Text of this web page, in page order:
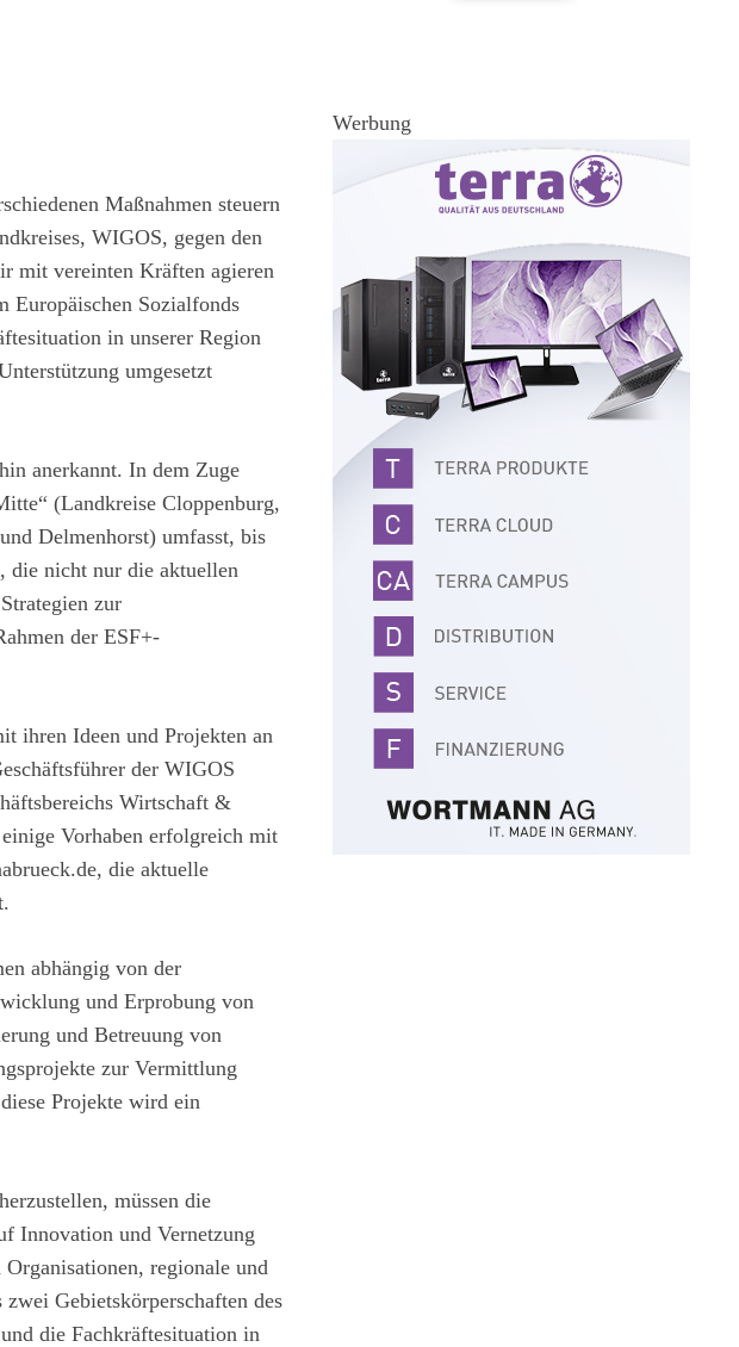
Maßnahmen steuern
WIGOS, gegen den
mit vereinten Kräften agieren
Europäischen Sozialfonds
in unserer Region
umgesetzt
anerkannt. In dem Zuge
(Landkreise Cloppenburg,
Delmenhorst) umfasst, bis
die nicht nur die aktuellen
zur
der ESF+-
ihren Ideen und Projekten an
der WIGOS
Wirtschaft &
Vorhaben erfolgreich mit
, die aktuelle
abhängig von der
und Erprobung von
und Betreuung von
zur Vermittlung
Projekte wird ein
müssen die
Innovation und Vernetzung
regionale und
Gebietskörperschaften des
die Fachkräftesituation in
Werbung